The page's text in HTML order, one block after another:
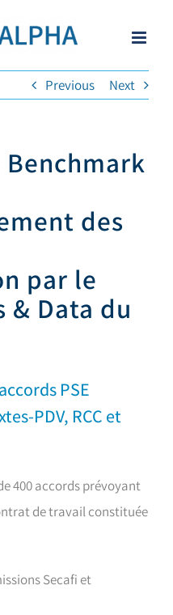
Previous
Next
Benchmark
des
par le
& Data du
PSE
PDV, RCC et
400 accords prévoyant
de travail constituée
Secafi et